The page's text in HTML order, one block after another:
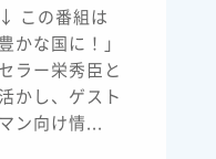
この番組は
かな国に！」
ラー栄秀臣と
かし、ゲスト
ン向け情...